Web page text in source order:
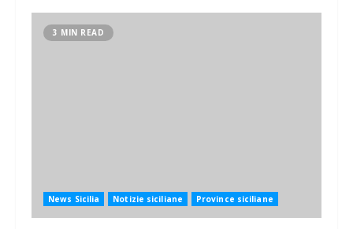
3 MIN READ
News Sicilia Notizie siciliane Province siciliane